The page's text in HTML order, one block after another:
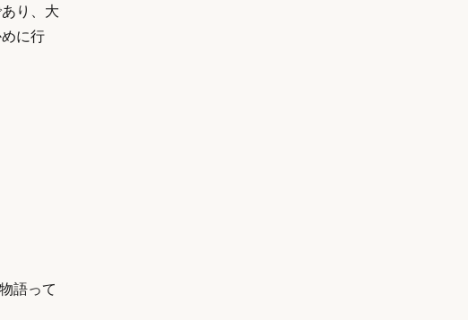
り、大
に行
語って